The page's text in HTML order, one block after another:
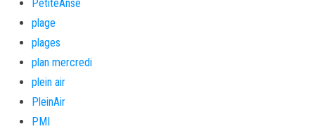
PetiteAnse
plage
plages
plan mercredi
plein air
PleinAir
PMI